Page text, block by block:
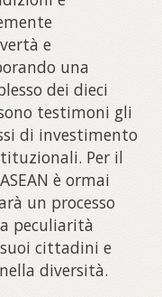
e
una
dei dieci
testimoni gli
di investimento
Per il
è ormai
un processo
peculiarità
cittadini e
diversità.